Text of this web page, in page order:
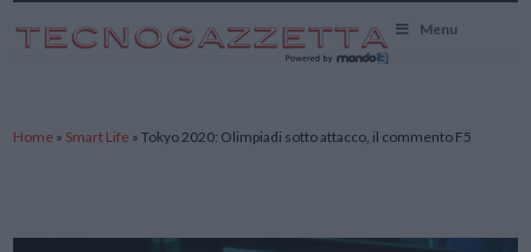
Menu
Home » Smart Life »Tokyo 2020: Olimpiadi sotto attacco, il commento F5